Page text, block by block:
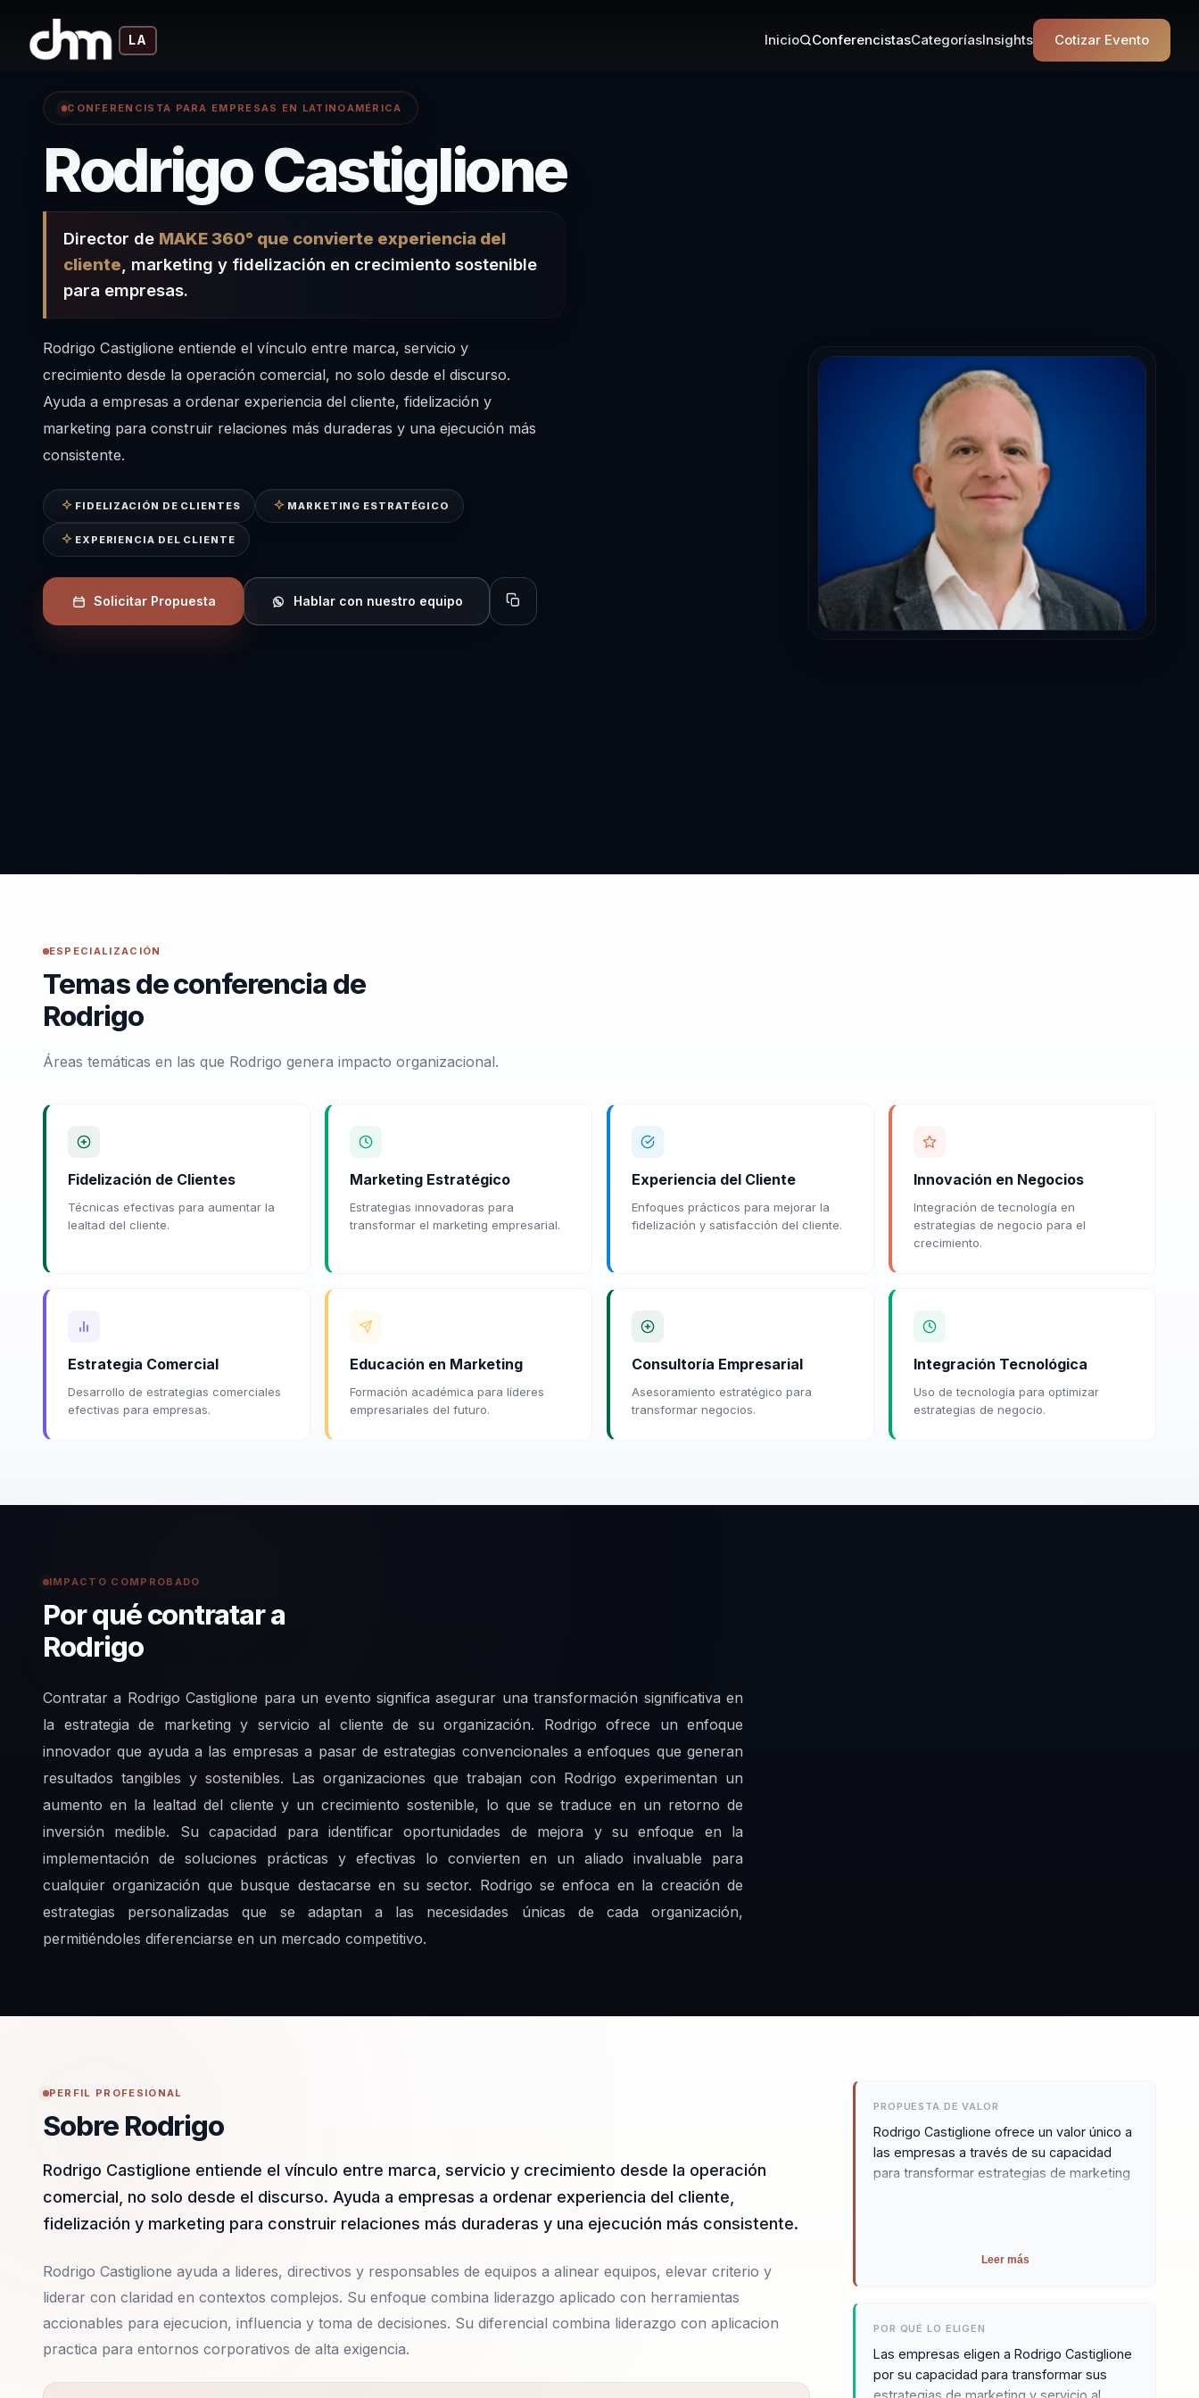
LA Inicio ConferencistasCategoríasInsights Cotizar Evento
CONFERENCISTA PARA EMPRESAS EN LATINOAMÉRICA
Rodrigo Castiglione– Conferencista en
Director de MAKE 360° que convierte experiencia del
cliente , marketing y fidelización en crecimiento sostenible
para empresas.
Rodrigo Castiglione entiende el vínculo entre marca, servicio y
crecimiento desde la operación comercial, no solo desde el discurso.
Ayuda a empresas a ordenar experiencia del cliente, fidelización y
marketing para construir relaciones más duraderas y una ejecución más
consistente.
FIDELIZACIÓN DE CLIENTES MARKETING ESTRATÉGICO
EXPERIENCIA DEL CLIENTE
Solicitar Propuesta Hablar con nuestro equipo Copiar perfil para compartir
ESPECIALIZACIÓN
Temas de conferencia de
Rodrigo
Áreas temáticas en las que Rodrigo genera impacto organizacional.
Fidelización de Clientes
Técnicas efectivas para aumentar la
lealtad del cliente.
Marketing Estratégico
Estrategias innovadoras para
transformar el marketing empresarial.
Experiencia del Cliente
Enfoques prácticos para mejorar la
fidelización y satisfacción del cliente.
Innovación en Negocios
Integración de tecnología en
estrategias de negocio para el
crecimiento.
Estrategia Comercial
Desarrollo de estrategias comerciales
efectivas para empresas.
Educación en Marketing
Formación académica para líderes
empresariales del futuro.
Consultoría Empresarial
Asesoramiento estratégico para
transformar negocios.
Integración Tecnológica
Uso de tecnología para optimizar
estrategias de negocio.
IMPACTO COMPROBADO
Por qué contratar a
Rodrigo
Contratar a Rodrigo Castiglione para un evento significa asegurar una transformación significativa en
la estrategia de marketing y servicio al cliente de su organización. Rodrigo ofrece un enfoque
innovador que ayuda a las empresas a pasar de estrategias convencionales a enfoques que generan
resultados tangibles y sostenibles. Las organizaciones que trabajan con Rodrigo experimentan un
aumento en la lealtad del cliente y un crecimiento sostenible, lo que se traduce en un retorno de
inversión medible. Su capacidad para identificar oportunidades de mejora y su enfoque en la
implementación de soluciones prácticas y efectivas lo convierten en un aliado invaluable para
cualquier organización que busque destacarse en su sector. Rodrigo se enfoca en la creación de
estrategias personalizadas que se adaptan a las necesidades únicas de cada organización,
permitiéndoles diferenciarse en un mercado competitivo.
PERFIL PROFESIONAL
Sobre Rodrigo
Rodrigo Castiglione entiende el vínculo entre marca, servicio y crecimiento desde la operación
comercial, no solo desde el discurso. Ayuda a empresas a ordenar experiencia del cliente,
fidelización y marketing para construir relaciones más duraderas y una ejecución más consistente.
Rodrigo Castiglione ayuda a lideres, directivos y responsables de equipos a alinear equipos, elevar criterio y
liderar con claridad en contextos complejos. Su enfoque combina liderazgo aplicado con herramientas
accionables para ejecucion, influencia y toma de decisiones. Su diferencial combina liderazgo con aplicacion
practica para entornos corporativos de alta exigencia.
PROPUESTA DE VALOR
Rodrigo Castiglione ofrece un valor único a
las empresas a través de su capacidad
para transformar estrategias de marketing
empresas no solo cumplan con las
habilidad excepcional para integrar la
tecnología en las estrategias de negocio,
Rodrigo proporciona un valor medible que
Leer más
POR QUÉ LO ELIGEN
Las empresas eligen a Rodrigo Castiglione
por su capacidad para transformar sus
estrategias de marketing y servicio al